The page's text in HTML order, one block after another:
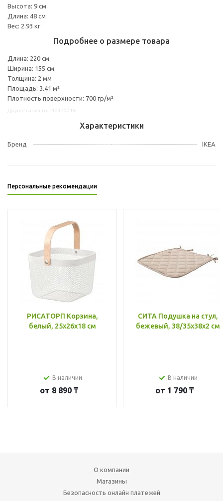
Высота: 9 см
Длина: 48 см
Вес: 2.93 кг
Подробнее о размере товара
Длина: 220 см
Ширина: 155 см
Толщина: 2 мм
Площадь: 3.41 м²
Плотность поверхности: 700 гр/м²
Характеристики
Бренд IKEA
Персональные рекомендации
РИСАТОРП Корзина,
белый, 25x26x18 см
В наличии
от 8 890 ₸
СИТА Подушка на стул,
бежевый, 38/35x38x2 см
В наличии
от 1 790 ₸
О компании
Магазины
Безопасность онлайн платежей